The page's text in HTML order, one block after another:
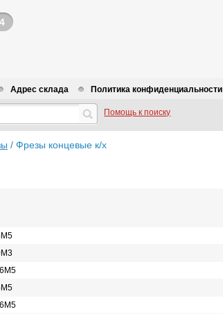
Адрес склада Политика конфиденциальности
Помощь к поиску
/ Фрезы концевые к/х